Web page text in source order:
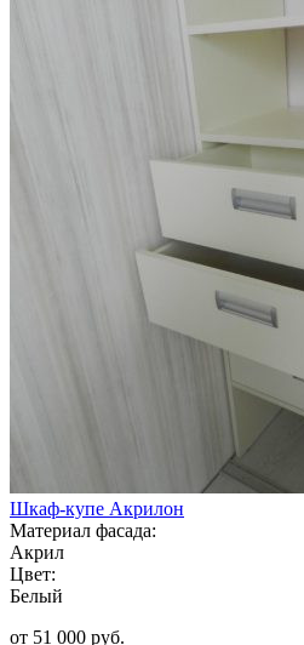
Шкаф-купе Акрилон
Материал фасада:
Акрил
Цвет:
Белый
от 51 000 руб.